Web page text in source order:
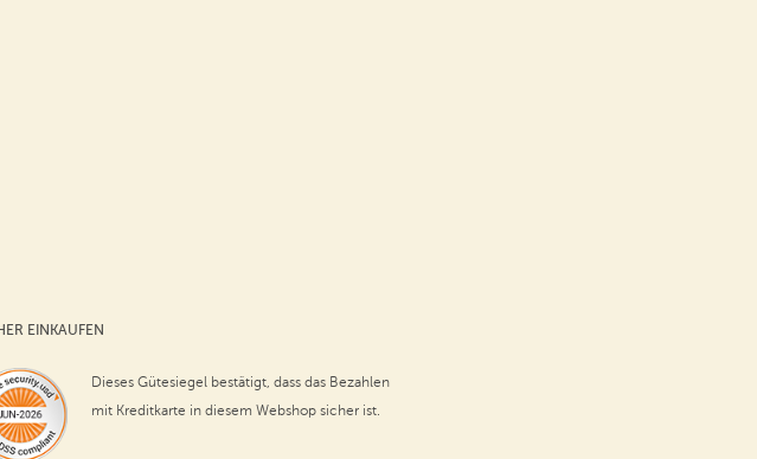
EINKAUFEN
Dieses Gütesiegel bestätigt, dass das Bezahlen
mit Kreditkarte in diesem Webshop sicher ist.